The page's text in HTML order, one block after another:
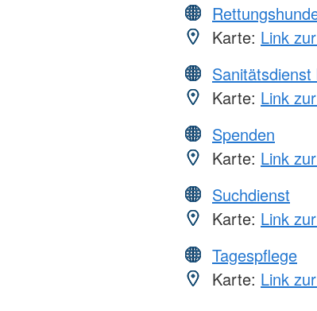
Karte: Link
Karte: Link
Spenden
Karte: Link
Suchdienst
Karte: Link
Tagespflege
Karte: Link